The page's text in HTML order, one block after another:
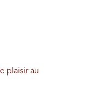
plaisir au